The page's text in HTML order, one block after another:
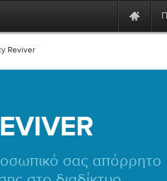
Reviver
σας απόρρητο